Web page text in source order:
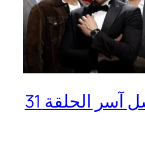
مشاهدة مسلسل آسر الحلقة 31